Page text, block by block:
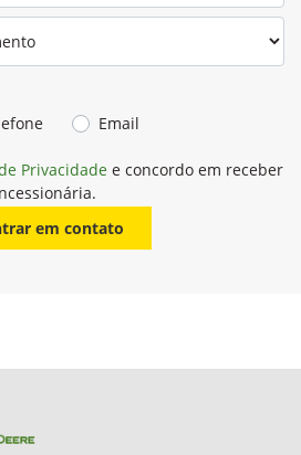
Email
Privacidade e concordo em receber
em contato